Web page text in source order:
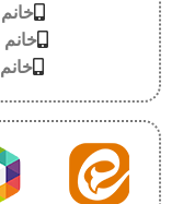
خانم
خانم
خانم